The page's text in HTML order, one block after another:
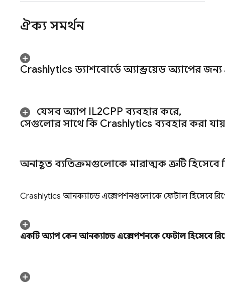
ঐক্য সমর্থন
Crashlytics ড্যাশবোর্ডে অ্যান্ড্রয়েড অ্যাপের জন্য
যেসব অ্যাপ IL2CPP ব্যবহার করে,
সেগুলোর সাথে কি Crashlytics ব্যবহার করা
অনাহূত ব্যতিক্রমগুলোকে মারাত্মক ত্রুটি হিসেবে
Crashlytics আনক্যাচড এক্সেপশনগুলোকে ফেটাল হিসেবে
একটি অ্যাপ কেন আনক্যাচড এক্সেপশনকে ফেটাল হিসেবে